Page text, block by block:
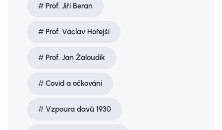
Prof. Jiří Beran
Prof. Václav Hořejší
Prof. Jan Žaloudík
Covid a očkování
Vzpoura davů 1930